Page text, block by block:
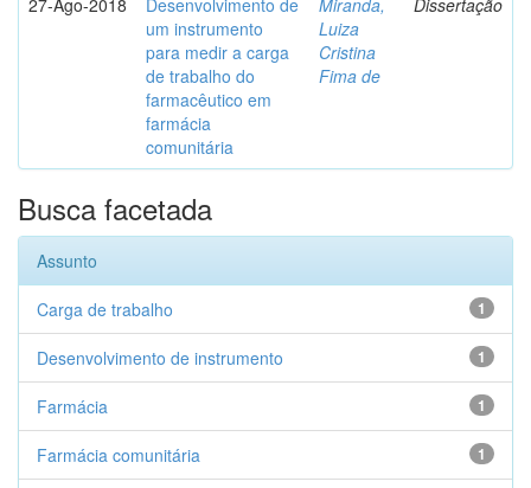
27-Ago-2018
Desenvolvimento de
um instrumento
para medir a carga
de trabalho do
farmacêutico em
farmácia
comunitária
Miranda,
Luiza
Cristina
Fima de
Dissertação
Busca facetada
Assunto
1
Carga de trabalho
1
Desenvolvimento de instrumento
1
Farmácia
1
Farmácia comunitária